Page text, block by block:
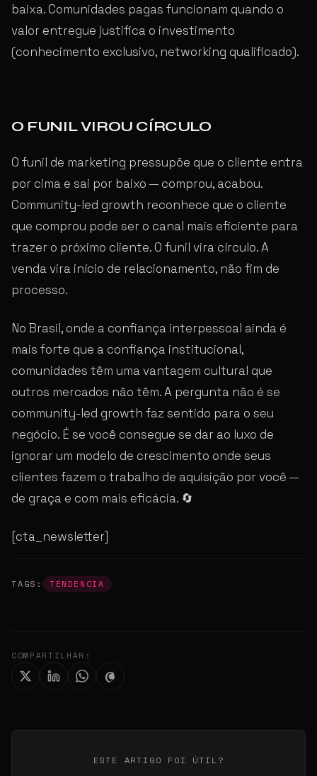
baixa. Comunidades pagas funcionam quando o
valor entregue justifica o investimento
(conhecimento exclusivo, networking qualificado).
O FUNIL VIROU CÍRCULO
O funil de marketing pressupõe que o cliente entra
por cima e sai por baixo — comprou, acabou.
Community-led growth reconhece que o cliente
que comprou pode ser o canal mais eficiente para
trazer o próximo cliente. O funil vira círculo. A
venda vira início de relacionamento, não fim de
processo.
No Brasil, onde a confiança interpessoal ainda é
mais forte que a confiança institucional,
comunidades têm uma vantagem cultural que
outros mercados não têm. A pergunta não é se
community-led growth faz sentido para o seu
negócio. É se você consegue se dar ao luxo de
ignorar um modelo de crescimento onde seus
clientes fazem o trabalho de aquisição por você —
de graça e com mais eficácia. 🔄
[cta_newsletter]
TAGS: TENDENCIA
COMPARTILHAR:
ESTE ARTIGO FOI ÚTIL?